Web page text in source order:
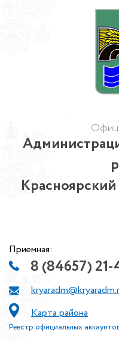
Приемная:
8 (84657)
Карта района
Реестр официальных